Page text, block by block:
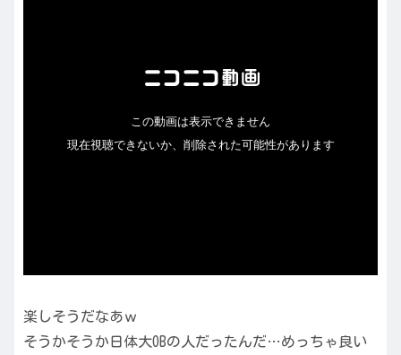
楽しそうだなあｗ
そうかそうか日体大OBの人だったんだ…めっちゃ良い